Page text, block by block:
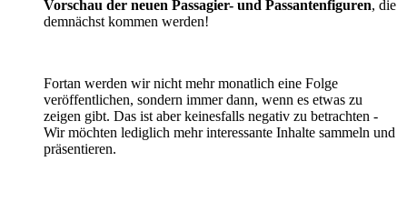
Vorschau der neuen Passagier- und Passantenfiguren, die
demnächst kommen werden!
Fortan werden wir nicht mehr monatlich eine Folge
veröffentlichen, sondern immer dann, wenn es etwas zu
zeigen gibt. Das ist aber keinesfalls negativ zu betrachten -
Wir möchten lediglich mehr interessante Inhalte sammeln und
präsentieren.